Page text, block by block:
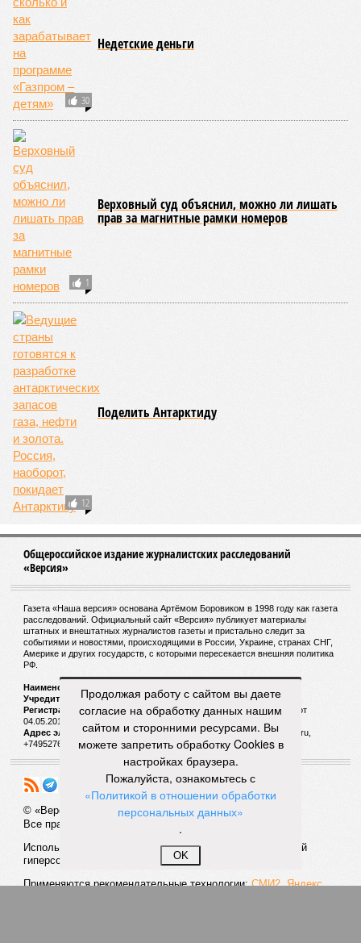
30
Недетские деньги
1
Верховный суд объяснил, можно ли лишать
прав за магнитные рамки номеров
12
Поделить Антарктиду
Общероссийское издание журналистских расследований
«Версия»
Газета «Наша версия» основана Артёмом Боровиком в 1998 году как газета
расследований. Официальный сайт «Версия» публикует материалы
штатных и внештатных журналистов газеты и пристально следит за
событиями и новостями, происходящими в России, Украине, странах СНГ,
Америке и других государств, с которыми пересекается внешняя политика
РФ.
Наименование:
Учредитель:
ООО «Версия»,Главный редактор:Горевой Р. Г.
Регистрационный номер Роскомнадзора:ЭЛ № ФС 77 - 72681 от
04.05.2018 г.
Адрес электронной почты и телефон редакции:versia@versia.ru,
+74952760348
© «Версия»
Все права защищены
Использование материалов «Версии» без индексируемой
гиперссылки запрещено
Применяются рекомендательные технологии:СМИ2, Яндекс,
Продолжая работу с сайтом вы даете
согласие на обработку данных нашим
сайтом и сторонними ресурсами. Вы
можете запретить обработку Cookies в
настройках браузера.
Пожалуйста, ознакомьтесь с
«Политикой в отношении обработки
персональных данных»
.
OK